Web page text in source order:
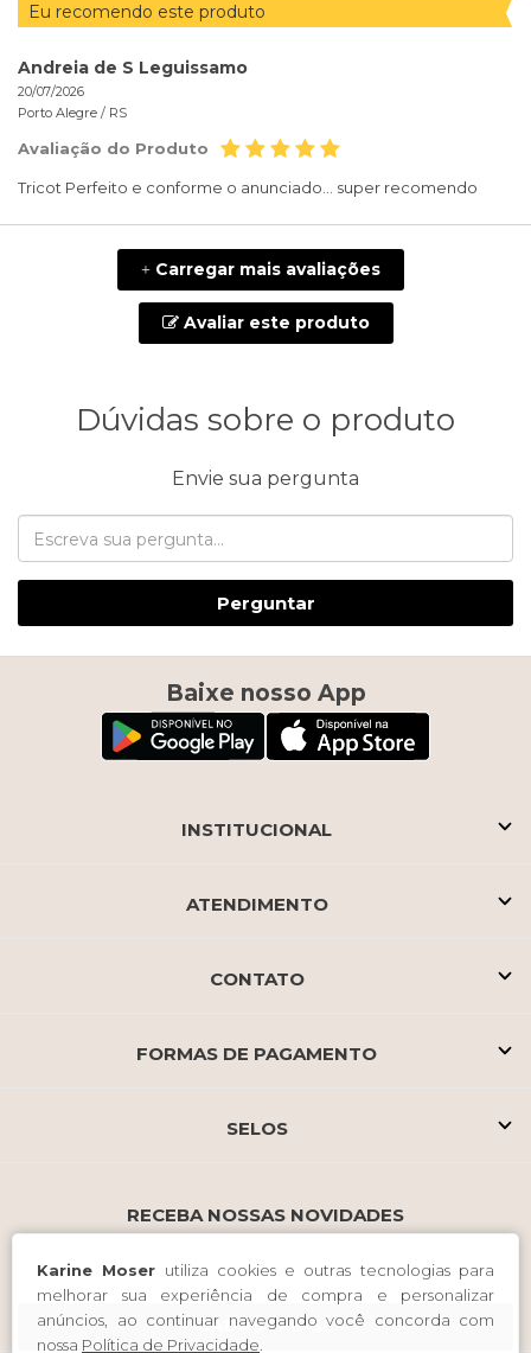
Karine Moser utiliza cookies e outras tecnologias para
melhorar sua experiência de compra e personalizar
anúncios, ao continuar navegando você concorda com
nossa Política de Privacidade.
Eu recomendo este produto
Andreia de S Leguissamo
20/07/2026
Porto Alegre / RS
Avaliação do Produto
Tricot Perfeito e conforme o anunciado... super recomendo
+Carregar mais avaliações
Avaliar este produto
Dúvidas sobre o produto
Envie sua pergunta
Perguntar
Baixe nosso App
INSTITUCIONAL
ATENDIMENTO
CONTATO
FORMAS DE PAGAMENTO
SELOS
RECEBA NOSSAS NOVIDADES
CADASTRE-SE